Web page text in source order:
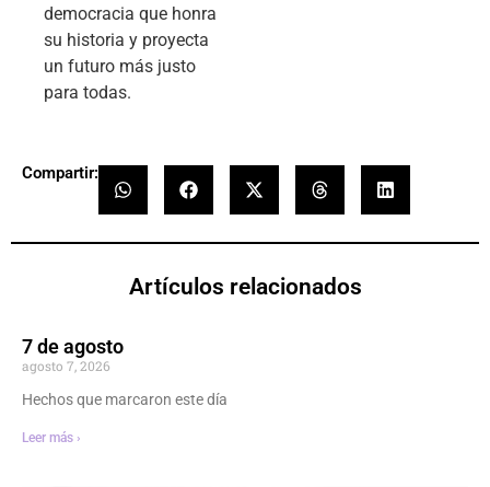
democracia que honra
su historia y proyecta
un futuro más justo
para todas.
Compartir:
Artículos relacionados
7 de agosto
agosto 7, 2026
Hechos que marcaron este día
Leer más ›